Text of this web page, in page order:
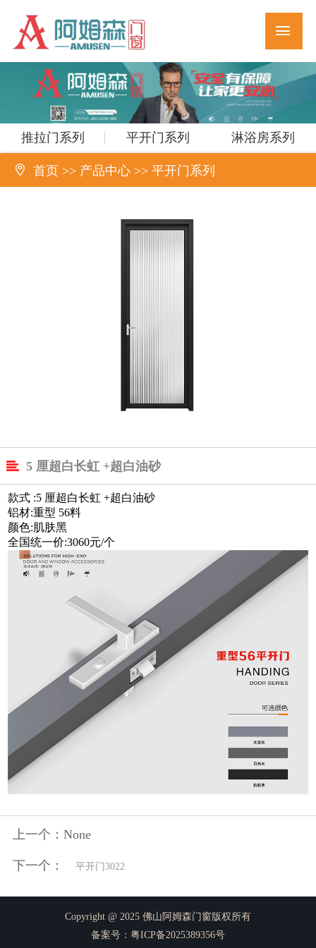
推拉门系列 平开门系列 淋浴房系列
 首页 >> 产品中心 >>平开门系列
 5 厘超白长虹 +超白油砂
款式 :5 厘超白长虹 +超白油砂
铝材:重型 56料
颜色:肌肤黑
全国统一价:3060元/个
上一个：None
下一个： 平开门3022
Copyright @ 2025 佛山阿姆森门窗版权所有
备案号： 粤ICP备2025389356号